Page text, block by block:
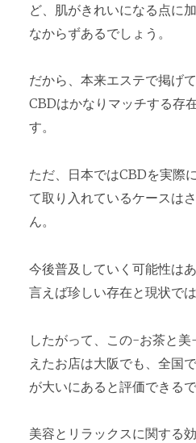
ど、肌がきれいになる点に
なからずあるでしょう。
だから、本来エステで掲げ
CBDはかなりマッチする存
す。
ただ、日本ではCBDを実際
て取り入れているケースは
ん。
今後普及していく可能性は
言えば珍しい存在と現状で
したがって、この-お茶と
えたお店は大阪でも、全国
が大いにあると評価できるで
美容とリラックスに関する